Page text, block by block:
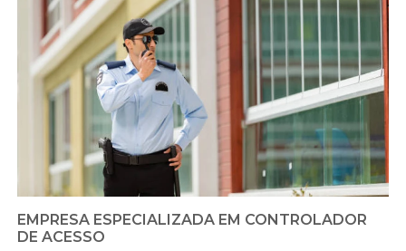
EMPRESA ESPECIALIZADA EM CONTROLADOR
DE ACESSO